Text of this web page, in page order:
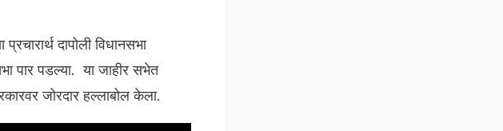
दापोली विधानसभा
पार पडल्या. या जाहीर सभेत
जोरदार हल्लाबोल केला.